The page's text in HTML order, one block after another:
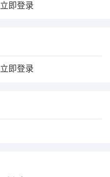
立即登录
立即登录